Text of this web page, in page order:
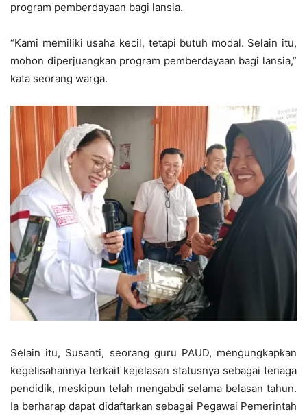
program pemberdayaan bagi lansia.
“Kami memiliki usaha kecil, tetapi butuh modal. Selain itu,
mohon diperjuangkan program pemberdayaan bagi lansia,”
kata seorang warga.
Selain itu, Susanti, seorang guru PAUD, mengungkapkan
kegelisahannya terkait kejelasan statusnya sebagai tenaga
pendidik, meskipun telah mengabdi selama belasan tahun.
Ia berharap dapat didaftarkan sebagai Pegawai Pemerintah